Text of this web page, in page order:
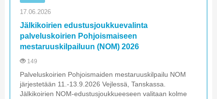
17.06.2026
Jälkikoirien edustusjoukkuevalinta
palveluskoirien Pohjoismaiseen
mestaruuskilpailuun (NOM) 2026
149
Palveluskoirien Pohjoismaiden mestaruuskilpailu NOM
järjestetään 11.-13.9.2026 Vejlessä, Tanskassa.
Jälkikoirien NOM-edustusjoukkueeseen valitaan kolme